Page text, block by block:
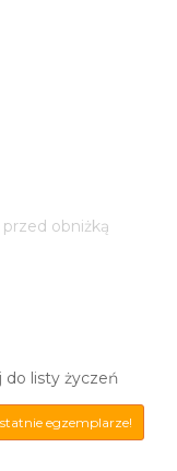
obniżką
do listy życzeń
egzemplarze!